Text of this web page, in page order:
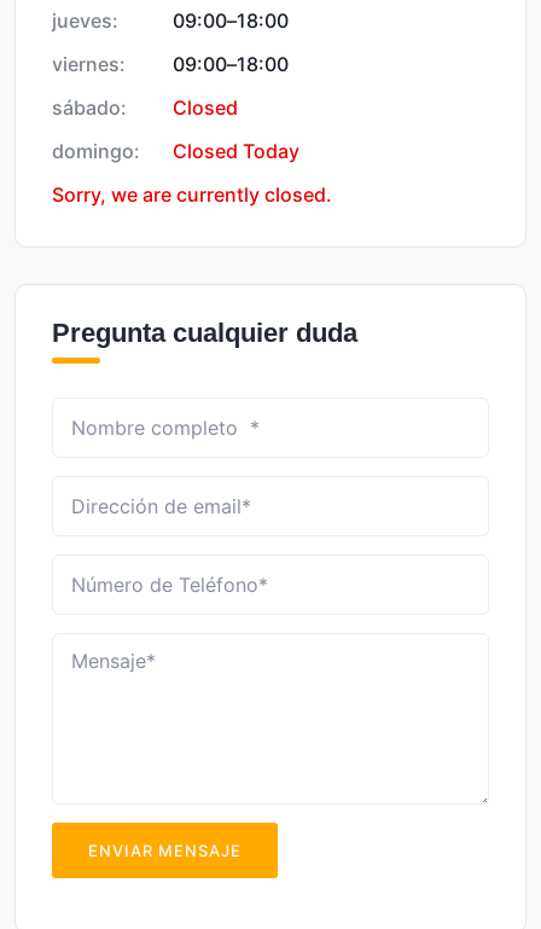
jueves:
09:00–18:00
viernes:
09:00–18:00
sábado:
Closed
domingo:
Closed Today
Sorry, we are currently closed.
Pregunta cualquier duda
ENVIAR MENSAJE